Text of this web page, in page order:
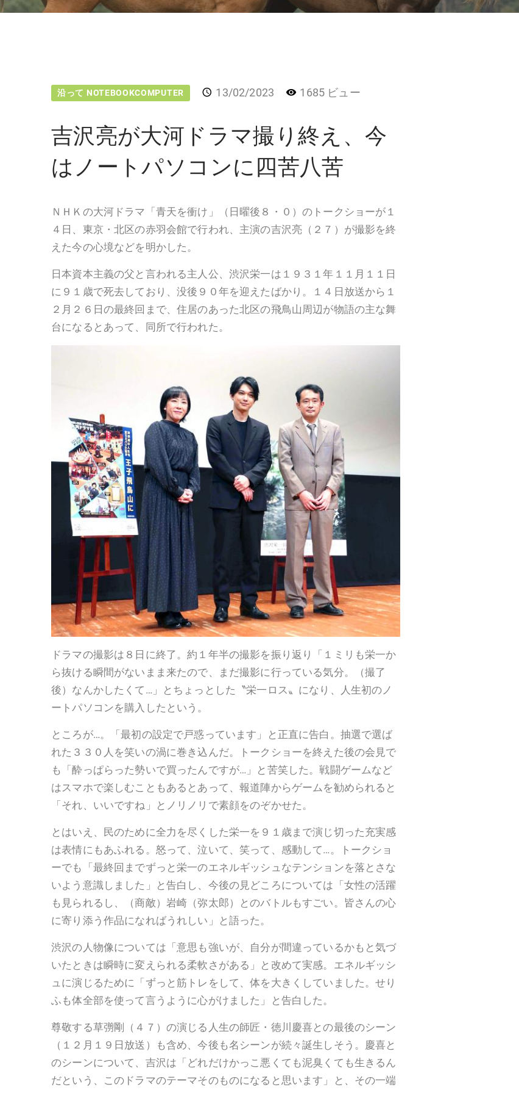
沿って NOTEBOOKCOMPUTER 13/02/2023 1685 ビュー
吉沢亮が大河ドラマ撮り終え、今
はノートパソコンに四苦八苦
ＮＨＫの大河ドラマ「青天を衝け」（日曜後８・０）のトークショーが１
４日、東京・北区の赤羽会館で行われ、主演の吉沢亮（２７）が撮影を終
えた今の心境などを明かした。
日本資本主義の父と言われる主人公、渋沢栄一は１９３１年１１月１１日
に９１歳で死去しており、没後９０年を迎えたばかり。１４日放送から１
２月２６日の最終回まで、住居のあった北区の飛鳥山周辺が物語の主な舞
台になるとあって、同所で行われた。
ドラマの撮影は８日に終了。約１年半の撮影を振り返り「１ミリも栄一か
ら抜ける瞬間がないまま来たので、まだ撮影に行っている気分。（撮了
後）なんかしたくて…」とちょっとした〝栄一ロス〟になり、人生初のノ
ートパソコンを購入したという。
ところが…。「最初の設定で戸惑っています」と正直に告白。抽選で選ば
れた３３０人を笑いの渦に巻き込んだ。トークショーを終えた後の会見で
も「酔っぱらった勢いで買ったんですが…」と苦笑した。戦闘ゲームなど
はスマホで楽しむこともあるとあって、報道陣からゲームを勧められると
「それ、いいですね」とノリノリで素顔をのぞかせた。
とはいえ、民のために全力を尽くした栄一を９１歳まで演じ切った充実感
は表情にもあふれる。怒って、泣いて、笑って、感動して…。トークショ
ーでも「最終回までずっと栄一のエネルギッシュなテンションを落とさな
いよう意識しました」と告白し、今後の見どころについては「女性の活躍
も見られるし、（商敵）岩崎（弥太郎）とのバトルもすごい。皆さんの心
に寄り添う作品になればうれしい」と語った。
渋沢の人物像については「意思も強いが、自分が間違っているかもと気づ
いたときは瞬時に変えられる柔軟さがある」と改めて実感。エネルギッシ
ュに演じるために「ずっと筋トレをして、体を大きくしていました。せり
ふも体全部を使って言うように心がけました」と告白した。
尊敬する草彅剛（４７）の演じる人生の師匠・徳川慶喜との最後のシーン
（１２月１９日放送）も含め、今後も名シーンが続々誕生しそう。慶喜と
のシーンについて、吉沢は「どれだけかっこ悪くても泥臭くても生きるん
だという、このドラマのテーマそのものになると思います」と、その一端